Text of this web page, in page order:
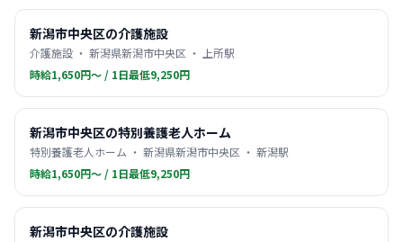
新潟市中央区の介護施設
介護施設 ・ 新潟県新潟市中央区 ・ 上所駅
時給1,650円〜 / 1日最低9,250円
新潟市中央区の特別養護老人ホーム
特別養護老人ホーム ・ 新潟県新潟市中央区 ・ 新潟駅
時給1,650円〜 / 1日最低9,250円
新潟市中央区の介護施設